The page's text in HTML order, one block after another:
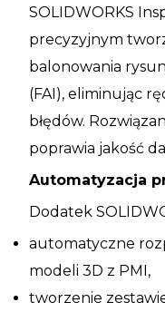
SOLIDWORKS
precyzyjnym
balonowania
(FAI), eliminując
błędów.
poprawia jakość
Automatyzacja
Dodatek
automatyczne
modeli 3D z PMI,
tworzenie